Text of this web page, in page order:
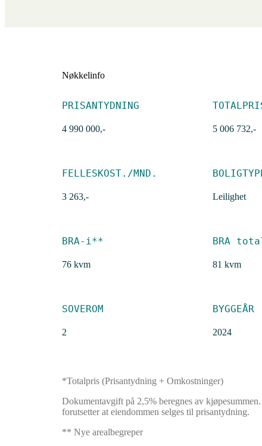
Nøkkelinfo
PRISANTYDNING
4 990 000,- 5 006 732,-
FELLESKOST./MND.
3 263,- Leilighet
BRA-i**
76 kvm
BRA
81 kvm
SOVEROM
2
BYGGEÅR
2024
*Totalpris (Prisantydning + Omkostninger)
Dokumentavgift på 2,5% beregnes av
forutsetter at eiendommen selges til prisantydning.
** Nye arealbegreper